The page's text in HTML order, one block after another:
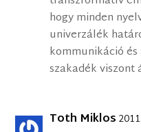
hogy minden
univerzálék
kommunikáció
szakadék
Toth Miklos